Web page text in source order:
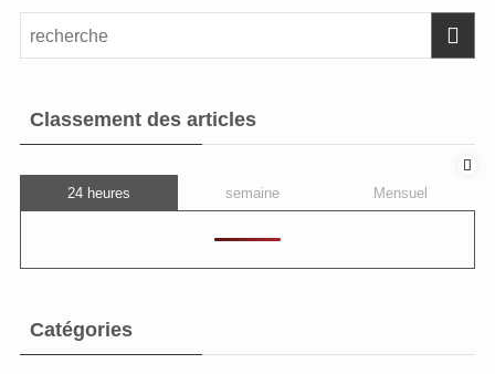
Classement des articles
24 heures semaine Mensuel
Catégories